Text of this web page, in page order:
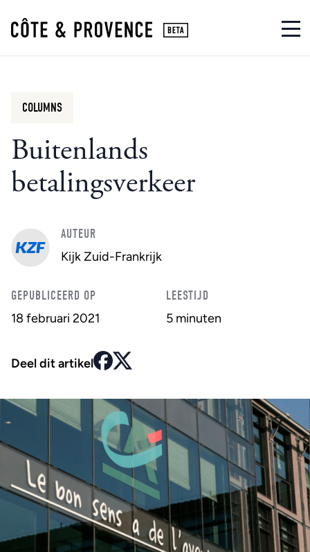
Buitenlands
betalingsverkeer
COLUMNS
AUTEUR
Kijk Zuid-Frankrijk
GEPUBLICEERD OP
18 februari 2021
LEESTIJD
5 minuten
Deel dit artikel